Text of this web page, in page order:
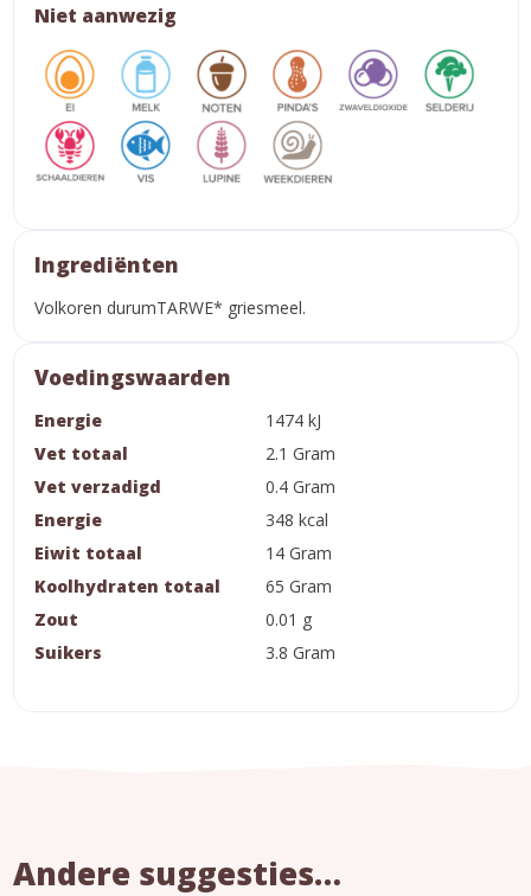
Niet aanwezig
Ingrediënten
Volkoren durumTARWE* griesmeel.
Voedingswaarden
Energie
1474 kJ
Vet totaal
2.1 Gram
Vet verzadigd
0.4 Gram
Energie
348 kcal
Eiwit totaal
14 Gram
Koolhydraten totaal
65 Gram
Zout
0.01 g
Suikers
3.8 Gram
Andere suggesties…